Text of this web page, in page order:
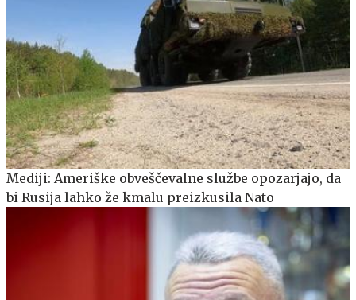
Mediji: Ameriške obveščevalne službe opozarjajo, da
bi Rusija lahko že kmalu preizkusila Nato